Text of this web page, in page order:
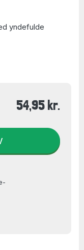
yndefulde
54,95 kr.